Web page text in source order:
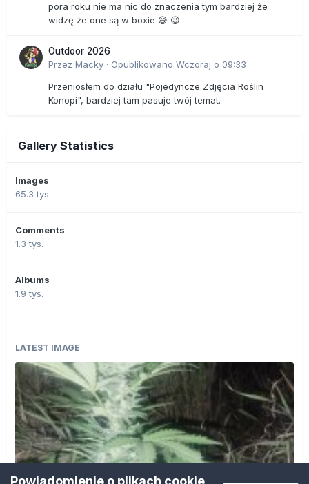
pora roku nie ma nic do znaczenia tym bardziej że
widzę że one są w boxie 😅 😉
Outdoor 2026
Przez Macky · Opublikowano Wczoraj o 09:33
Przeniosłem do działu "Pojedyncze Zdjęcia Roślin
Konopi", bardziej tam pasuje twój temat.
Gallery Statistics
Images
65.3 tys.
Comments
1.3 tys.
Albums
1.9 tys.
LATEST IMAGE
Powiadomienie o plikach cookie